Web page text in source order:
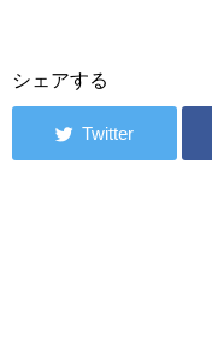
シェアする